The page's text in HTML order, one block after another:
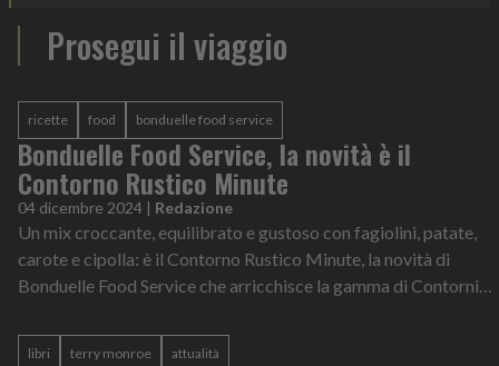
Prosegui il viaggio
ricette food bonduelle food service
Bonduelle Food Service, la novità è il
Contorno Rustico Minute
04 dicembre 2024 | Redazione
Un mix croccante, equilibrato e gustoso con fagiolini, patate,
carote e cipolla: è il Contorno Rustico Minute, la novità di
Bonduelle Food Service che arricchisce la gamma di Contorni
libri terry monroe attualità